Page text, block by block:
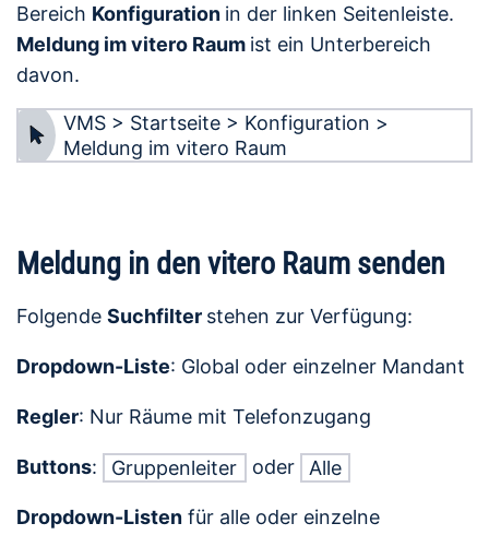
Bereich Konfiguration in der linken Seitenleiste.
Meldung im vitero Raum ist ein Unterbereich
davon.
VMS > Startseite > Konfiguration >
Meldung im vitero Raum
Meldung in den vitero Raum senden
Folgende Suchfilter stehen zur Verfügung:
Dropdown-Liste: Global oder einzelner Mandant
Regler: Nur Räume mit Telefonzugang
Buttons: Gruppenleiter oder Alle
Dropdown-Listen für alle oder einzelne